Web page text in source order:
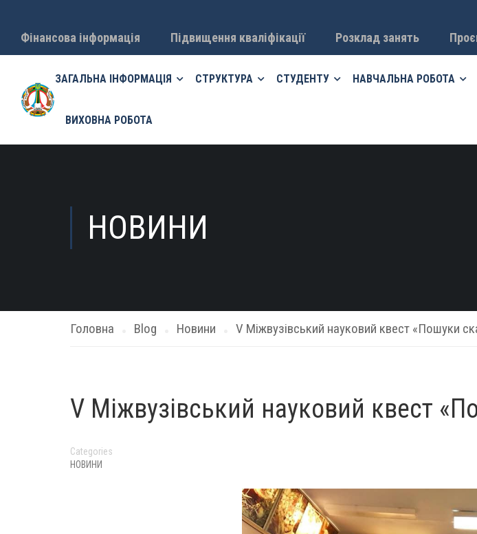
Фінансова інформація Підвищення кваліфікації Розклад занять
ЗАГАЛЬНА ІНФОРМАЦІЯ СТРУКТУРА СТУДЕНТУ НАВЧАЛЬНА РОБОТА
ВИХОВНА РОБОТА
НОВИНИ
Головна Blog Новини V Міжвузівський науковий квест «Пошуки
V Міжвузівський науковий квест
Categories
НОВИНИ